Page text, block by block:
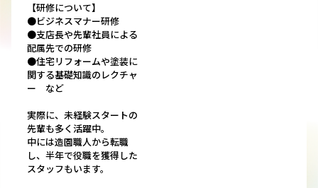
【研修について】
●ビジネスマナー研修
●支店長や先輩社員による
配属先での研修
●住宅リフォームや塗装に
関する基礎知識のレクチャ
ー など
実際に、未経験スタートの
先輩も多く活躍中。
中には造園職人から転職
し、半年で役職を獲得した
スタッフもいます。